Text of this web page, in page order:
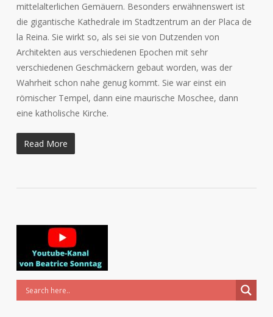
mittelalterlichen Gemäuern. Besonders erwähnenswert ist
die gigantische Kathedrale im Stadtzentrum an der Placa de
la Reina. Sie wirkt so, als sei sie von Dutzenden von
Architekten aus verschiedenen Epochen mit sehr
verschiedenen Geschmäckern gebaut worden, was der
Wahrheit schon nahe genug kommt. Sie war einst ein
römischer Tempel, dann eine maurische Moschee, dann
eine katholische Kirche.
Read More